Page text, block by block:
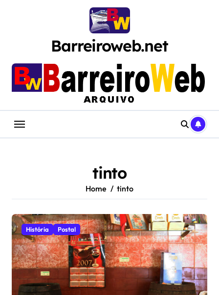
Barreiroweb.net
tinto
Home tinto
História Postal